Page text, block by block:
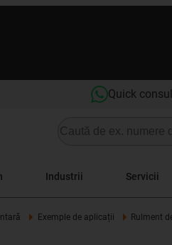
Quick
Industrii Servicii
Exemple de aplicații Rulment